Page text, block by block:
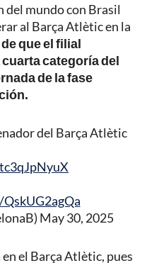
del mundo con Brasil
al Barça Atlètic en la
que el filial
categoría del
de la fase
del Barça Atlètic
May 30, 2025
el Barça Atlètic, pues